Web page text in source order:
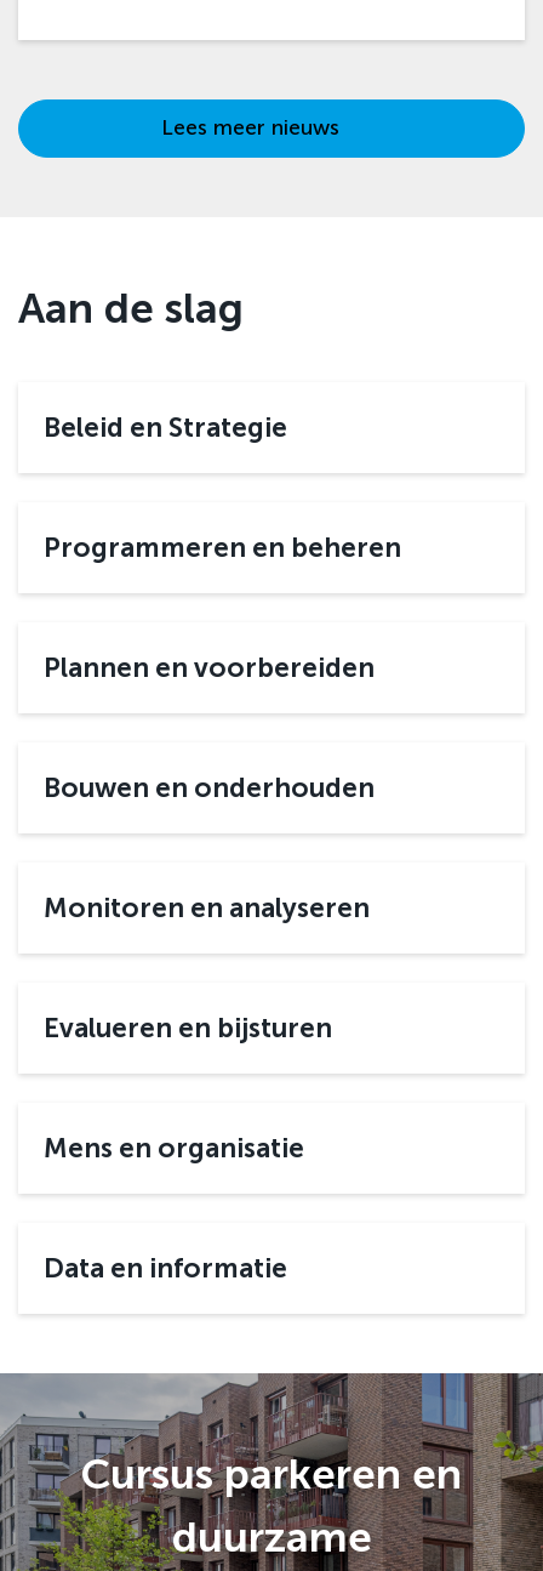
Lees meer nieuws
Aan de slag
Beleid en Strategie
Programmeren en beheren
Plannen en voorbereiden
Bouwen en onderhouden
Monitoren en analyseren
Evalueren en bijsturen
Mens en organisatie
Data en informatie
Cursus parkeren en
duurzame